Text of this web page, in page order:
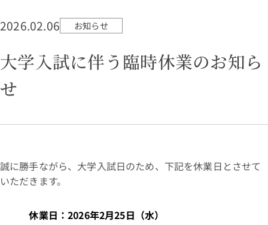
2026.02.06 お知らせ
大学入試に伴う臨時休業のお知ら
せ
誠に勝手ながら、大学入試日のため、下記を休業日とさせて
いただきます。
休業日：2026年2月25日（水）